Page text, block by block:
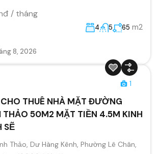
/ tháng
4 5 65 m2
8, 2026
1
THUÊ NHÀ MẶT ĐƯỜNG
THẢO 50M2 MẶT TIỀN 4.5M KINH
SẼ
Thảo, Dư Hàng Kênh, Phường Lê Chân,